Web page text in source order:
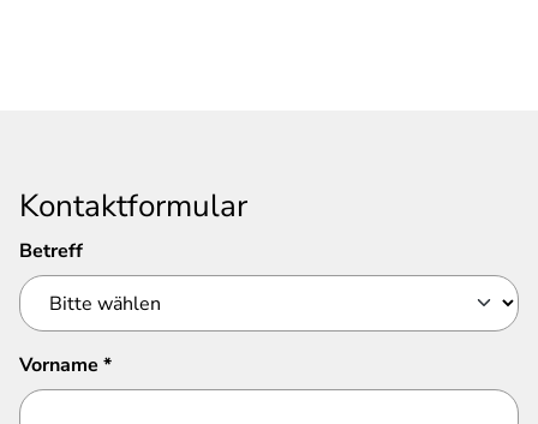
Kontaktformular
Betreff
Vorname *